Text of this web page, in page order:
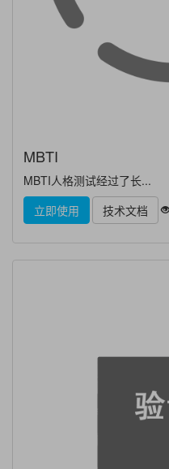
MBTI
MBTI人格测试经过了长...
立即使用
技术文档